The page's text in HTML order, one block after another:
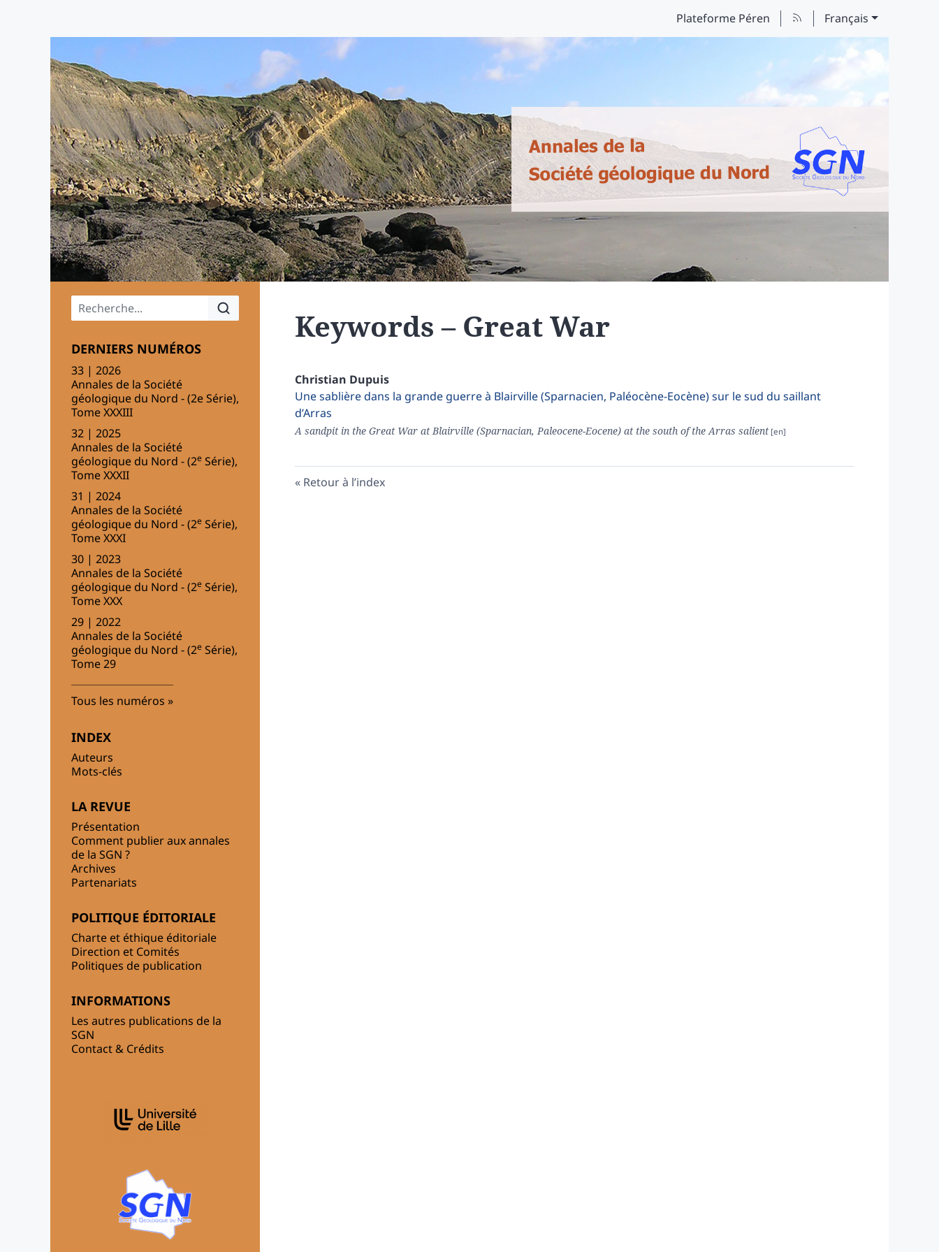
Plateforme Péren Français
Menu principal
DERNIERS NUMÉROS
33 | 2026
Annales de la Société
géologique du Nord - (2e Série),
Tome XXXIII
32 | 2025
Annales de la Société
géologique du Nord - (2e Série),
Tome XXXII
31 | 2024
Annales de la Société
géologique du Nord - (2e Série),
Tome XXXI
30 | 2023
Annales de la Société
géologique du Nord - (2e Série),
Tome XXX
29 | 2022
Annales de la Société
géologique du Nord - (2e Série),
Tome 29
Tous les numéros
INDEX
Auteurs
Mots-clés
LA REVUE
Présentation
Comment publier aux annales
de la SGN ?
Archives
Partenariats
POLITIQUE ÉDITORIALE
Charte et éthique éditoriale
Direction et Comités
Politiques de publication
INFORMATIONS
Les autres publications de la
SGN
Contact & Crédits
Keywords – Great War
Christian Dupuis
Une sablière dans la grande guerre à Blairville (Sparnacien, Paléocène-Eocène) sur le sud du saillant
d’Arras
A sandpit in the Great War at Blairville (Sparnacian, Paleocene-Eocene) at the south of the Arras salient
Retour à l’index